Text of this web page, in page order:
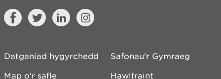
Datganiad hygyrchedd
Safonau'r Gymraeg
Map o'r safle
Hawlfraint